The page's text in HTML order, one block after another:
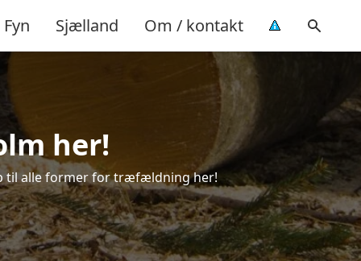
Fyn Sjælland Om / kontakt
her!
til alle former for træfældning her!